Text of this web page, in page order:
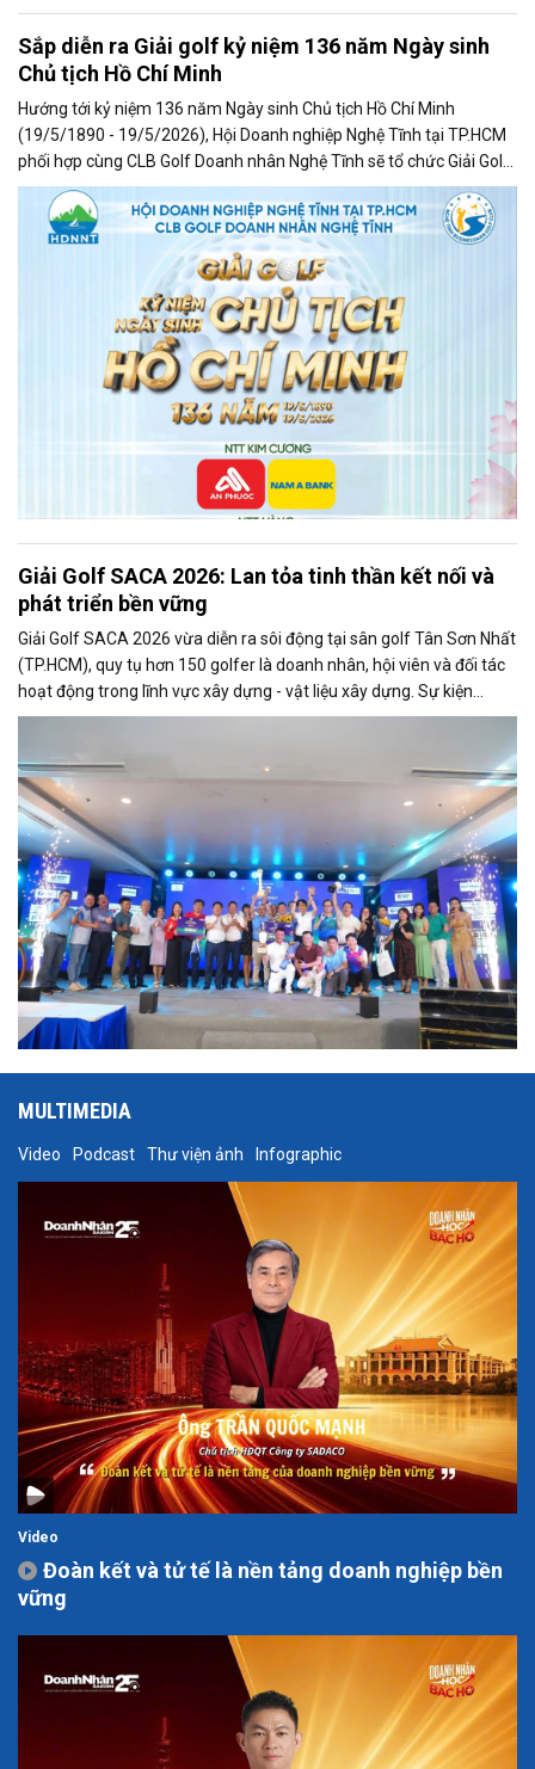
Sắp diễn ra Giải golf kỷ niệm 136 năm Ngày sinh
Chủ tịch Hồ Chí Minh
Hướng tới kỷ niệm 136 năm Ngày sinh Chủ tịch Hồ Chí Minh
(19/5/1890 - 19/5/2026), Hội Doanh nghiệp Nghệ Tĩnh tại TP.HCM
phối hợp cùng CLB Golf Doanh nhân Nghệ Tĩnh sẽ tổ chức Giải Golf
chào mừng vào ngày 19/5/2026 tại sân golf Tân Sơn Nhất,
TP.HCM.
Giải Golf SACA 2026: Lan tỏa tinh thần kết nối và
phát triển bền vững
Giải Golf SACA 2026 vừa diễn ra sôi động tại sân golf Tân Sơn Nhất
(TP.HCM), quy tụ hơn 150 golfer là doanh nhân, hội viên và đối tác
hoạt động trong lĩnh vực xây dựng - vật liệu xây dựng. Sự kiện
không chỉ là sân chơi thể thao giao lưu mà còn góp phần thúc đẩy
đồng doanh nghiệp ngành xây dựng.
MULTIMEDIA
Video Podcast Thư viện ảnh Infographic
Video
Đoàn kết và tử tế là nền tảng doanh nghiệp bền
vững